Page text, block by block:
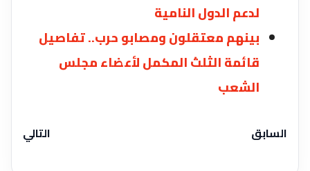
لدعم الدول النامية ‏
بينهم معتقلون ومصابو حرب.. تفاصيل
قائمة الثلث المكمل لأعضاء مجلس
الشعب
السابق التالي